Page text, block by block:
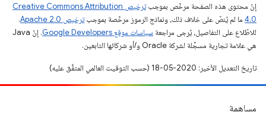
إنّ محتوى هذه الصفحة مرخّص بموجب
ترخيص Creative Commons Attribution
4.0‏ ما لم يُنصّ على خلاف ذلك، ونماذج الرموز مرخّصة بموجبترخيص Apache 2.0‏
.
للاطّلاع على التفاصيل، يُرجى مراجعة سياسات موقع Google Developers‏
. إنّ Java
هي علامة تجارية مسجَّلة لشركة Oracle و/أو شركائها التابعين.
تاريخ التعديل الأخير: 2020-05-18 (حسب التوقيت العالمي المتفَّق عليه)
مساهمة